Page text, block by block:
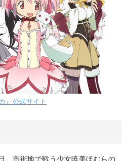
』公式サイト
、市街地で戦う少女暁美ほむらの